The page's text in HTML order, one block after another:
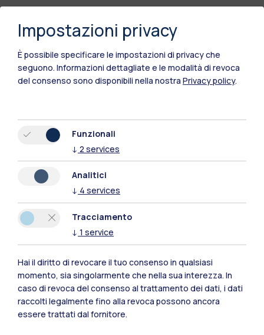
Polimi Community
Tutti i siti dell’ecosistema
Impostazioni privacy
È possibile specificare le impostazioni di privacy che
seguono. Informazioni dettagliate e le modalità di revoca
del consenso sono disponibili nella nostra Privacy policy.
Funzionali
↓ 2 services
Analitici
↓ 4 services
Tracciamento
↓ 1 service
Hai il diritto di revocare il tuo consenso in qualsiasi
momento, sia singolarmente che nella sua interezza. In
caso di revoca del consenso al trattamento dei dati, i dati
raccolti legalmente fino alla revoca possono ancora
essere trattati dal fornitore.